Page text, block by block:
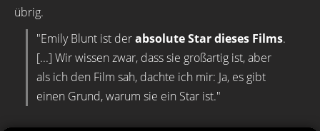
übrig.
"Emily Blunt ist derabsolute Star dieses Films.
[...] Wir wissen zwar, dass sie großartig ist, aber
als ich den Film sah, dachte ich mir: Ja, es gibt
einen Grund, warum sie ein Star ist."